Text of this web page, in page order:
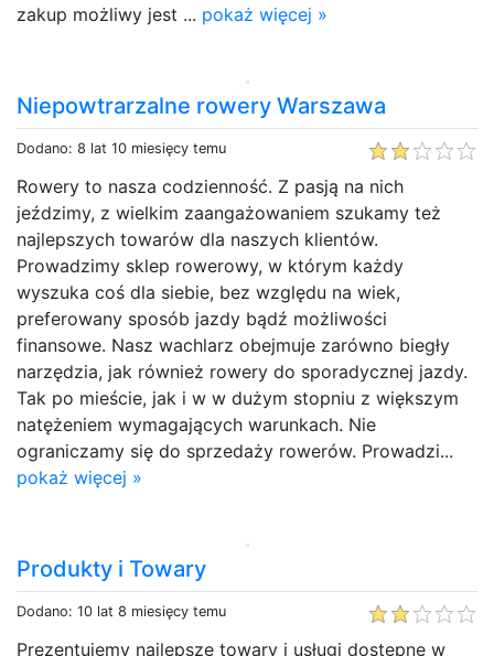
zakup możliwy jest ... pokaż więcej »
Niepowtrarzalne rowery Warszawa
Dodano: 8 lat 10 miesięcy temu
Rowery to nasza codzienność. Z pasją na nich
jeździmy, z wielkim zaangażowaniem szukamy też
najlepszych towarów dla naszych klientów.
Prowadzimy sklep rowerowy, w którym każdy
wyszuka coś dla siebie, bez względu na wiek,
preferowany sposób jazdy bądź możliwości
finansowe. Nasz wachlarz obejmuje zarówno biegły
narzędzia, jak również rowery do sporadycznej jazdy.
Tak po mieście, jak i w w dużym stopniu z większym
natężeniem wymagających warunkach. Nie
ograniczamy się do sprzedaży rowerów. Prowadzi...
pokaż więcej »
Produkty i Towary
Dodano: 10 lat 8 miesięcy temu
Prezentujemy najlepsze towary i usługi dostępne w